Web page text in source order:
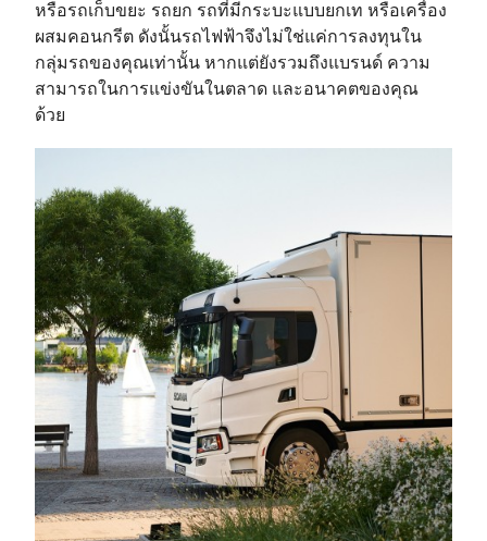
หรือรถเก็บขยะ รถยก รถที่มีกระบะแบบยกเท หรือเครื่อง
ผสมคอนกรีต ดังนั้นรถไฟฟ้าจึงไม่ใช่แค่การลงทุนใน
กลุ่มรถของคุณเท่านั้น หากแต่ยังรวมถึงแบรนด์ ความ
สามารถในการแข่งขันในตลาด และอนาคตของคุณ
ด้วย